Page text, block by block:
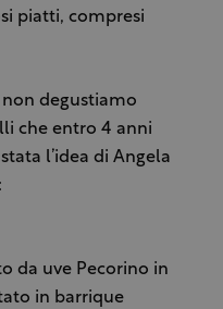
piatti, compresi
non degustiamo
che entro 4 anni
l’idea di Angela
da uve Pecorino in
in barrique